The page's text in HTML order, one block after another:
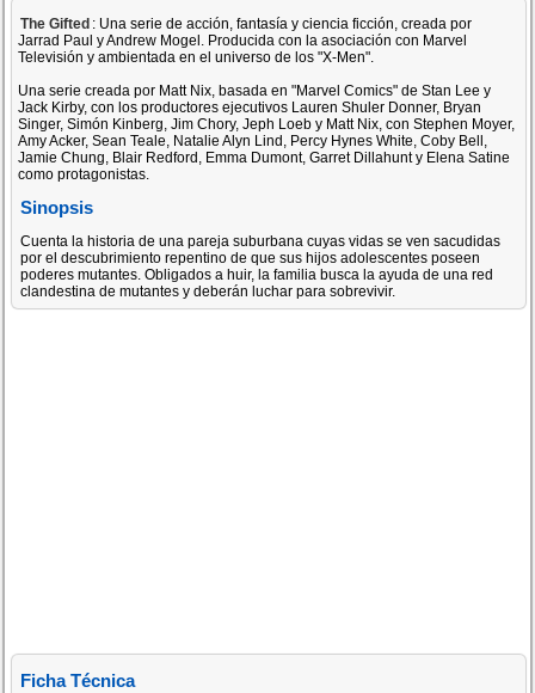
The Gifted : Una serie de acción, fantasía y ciencia ficción, creada por
Jarrad Paul y Andrew Mogel. Producida con la asociación con Marvel
Televisión y ambientada en el universo de los "X-Men".
Una serie creada por Matt Nix, basada en "Marvel Comics" de Stan Lee y
Jack Kirby, con los productores ejecutivos Lauren Shuler Donner, Bryan
Singer, Simón Kinberg, Jim Chory, Jeph Loeb y Matt Nix, con Stephen Moyer,
Amy Acker, Sean Teale, Natalie Alyn Lind, Percy Hynes White, Coby Bell,
Jamie Chung, Blair Redford, Emma Dumont, Garret Dillahunt y Elena Satine
como protagonistas.
Sinopsis
Cuenta la historia de una pareja suburbana cuyas vidas se ven sacudidas
por el descubrimiento repentino de que sus hijos adolescentes poseen
poderes mutantes. Obligados a huir, la familia busca la ayuda de una red
clandestina de mutantes y deberán luchar para sobrevivir.
Ficha Técnica